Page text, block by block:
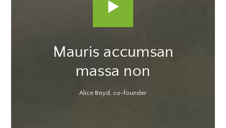
Mauris accumsan
massa non
Alice Boyd, co-founder